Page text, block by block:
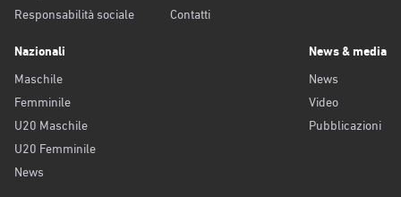
Responsabilità sociale
Contatti
Nazionali
Maschile
Femminile
U20 Maschile
U20 Femminile
News
News & media
News
Video
Pubblicazioni